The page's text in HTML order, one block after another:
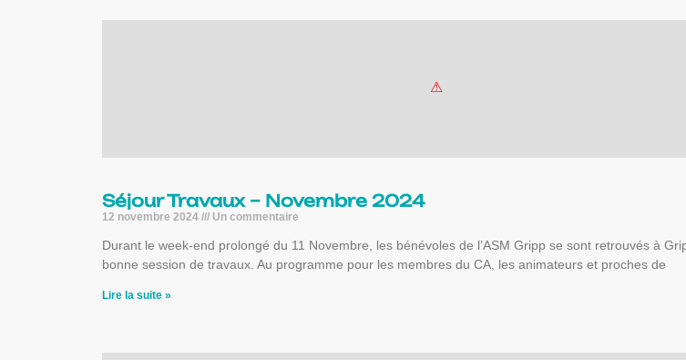
Séjour Travaux – Novembre 2024
12 novembre 2024 Un commentaire
Durant le week-end prolongé du 11 Novembre, les bénévoles de l’ASM Gripp se sont retrouvés à
bonne session de travaux. Au programme pour les membres du CA, les animateurs et proches de
Lire la suite »